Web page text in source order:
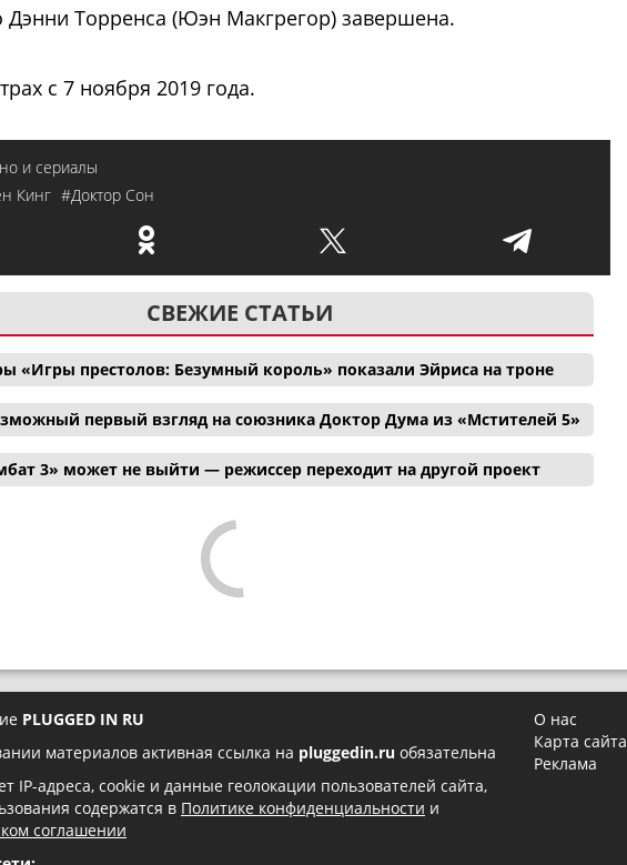
Дэнни Торренса (Юэн Макгрегор) завершена.
с 7 ноября 2019 года.
и сериалы
Кинг #Доктор Сон
СВЕЖИЕ СТАТЬИ
«Игры престолов: Безумный король» показали Эйриса на троне
первый взгляд на союзника Доктор Дума из «Мстителей 5»
3» может не выйти — режиссер переходит на другой проект
PLUGGED IN RU
материалов активная ссылка на pluggedin.ru обязательна
IP-адреса, cookie и данные геолокации пользователей сайта,
содержатся в Политике конфиденциальности и
соглашении
О нас
Карта сайта
Реклама